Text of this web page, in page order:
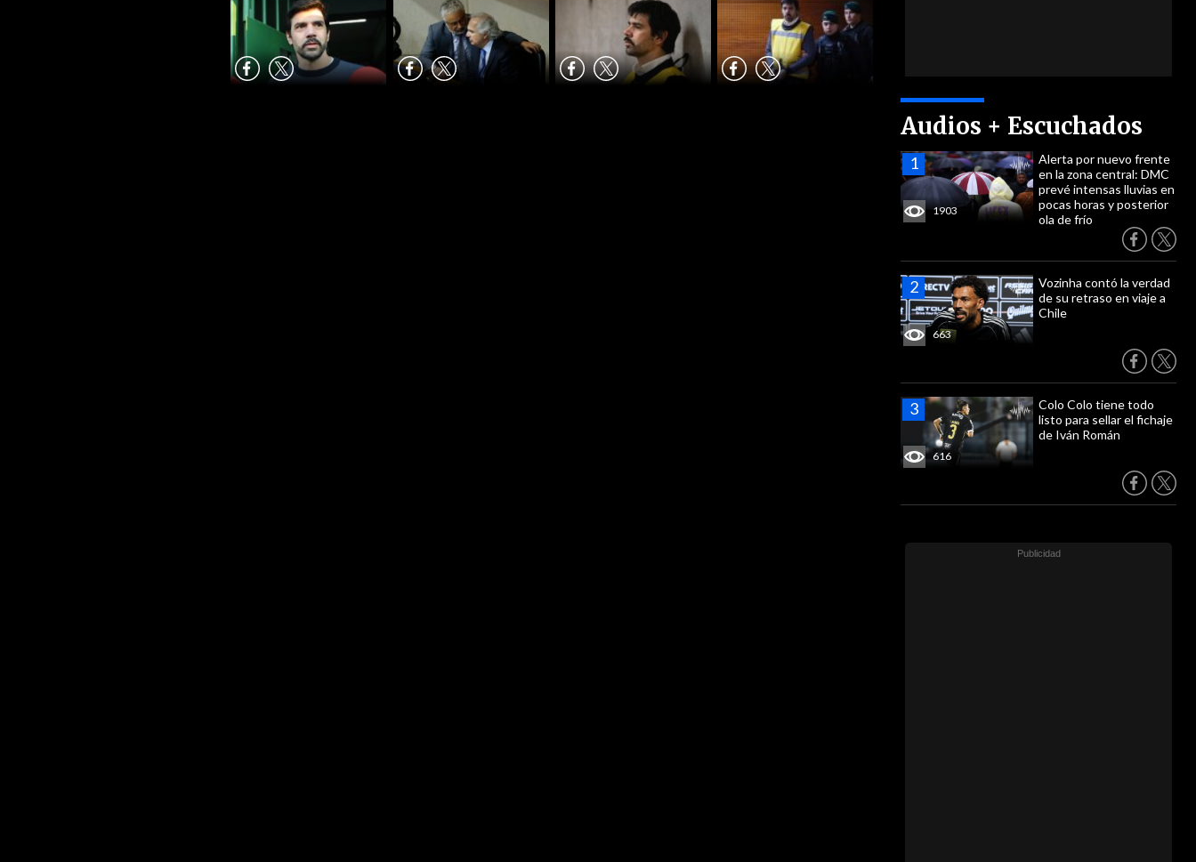
Audios + Escuchados
1903
Alerta por nuevo frente
en la zona central: DMC
prevé intensas lluvias en
pocas horas y posterior
ola de frío
663
Vozinha contó la verdad
de su retraso en viaje a
Chile
616
Colo Colo tiene todo
listo para sellar el fichaje
de Iván Román